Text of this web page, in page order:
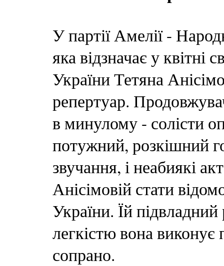
У партії Амелії -
яка відзначає у квітні
України Тетяна
репертуар.
в минулому - солісти
потужний, розкішний
звучання, і неабиякі
Анісімовій стати
України. Їй
легкістю вона виконує
сопрано.